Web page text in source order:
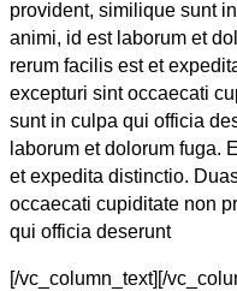
provident, similique sunt
animi, id est laborum et
rerum facilis est et
excepturi sint occaecati
sunt in culpa qui officia
laborum et dolorum fuga.
et expedita distinctio.
occaecati cupiditate non
qui officia deserunt
[/vc_column_text][/